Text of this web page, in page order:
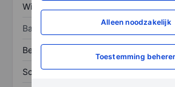
Alleen noodzakelijk
Toestemming
Winst
Balans
Bezittingen
Schulden